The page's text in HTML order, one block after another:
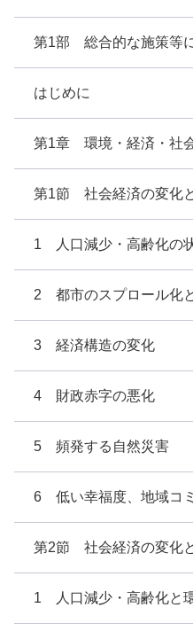
第1部 総合的な施策等
はじめに
第1章 環境・経済・社
第1節 社会経済の変化
1 人口減少・高齢化の
2 都市のスプロール化
3 経済構造の変化
4 財政赤字の悪化
5 頻発する自然災害
6 低い幸福度、地域コ
第2節 社会経済の変化
1 人口減少・高齢化と